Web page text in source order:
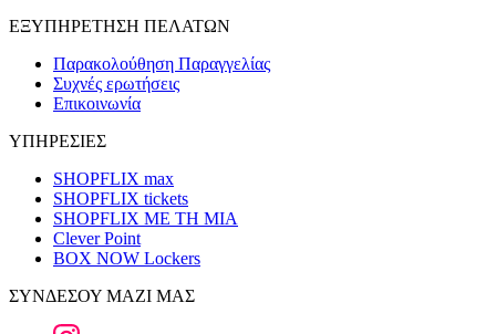
ΕΞΥΠΗΡΕΤΗΣΗ ΠΕΛΑΤΩΝ
Παρακολούθηση Παραγγελίας
Συχνές ερωτήσεις
Επικοινωνία
ΥΠΗΡΕΣΙΕΣ
SHOPFLIX max
SHOPFLIX tickets
SHOPFLIX ΜΕ ΤΗ ΜΙΑ
Clever Point
BOX NOW Lockers
ΣΥΝΔΕΣΟΥ ΜΑΖΙ ΜΑΣ